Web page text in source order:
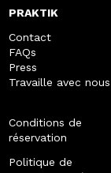
PRAKTIK
Contact
FAQs
Press
Travaille avec nous
Conditions de
réservation
Politique de